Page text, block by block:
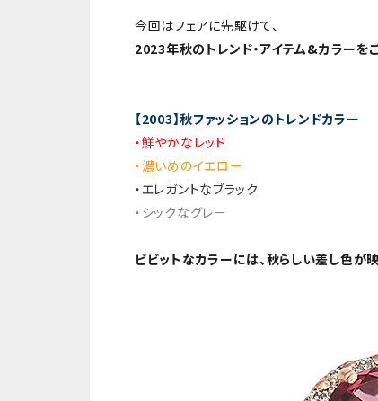
今回はフェアに先駆けて、
2023年秋のトレンド・アイテム&カラーを
【2003】秋ファッションのトレンドカラー
・鮮やかなレッド
・濃いめのイエロー
・エレガントなブラック
・シックなグレー
ビビットなカラーには、秋らしい差し色が